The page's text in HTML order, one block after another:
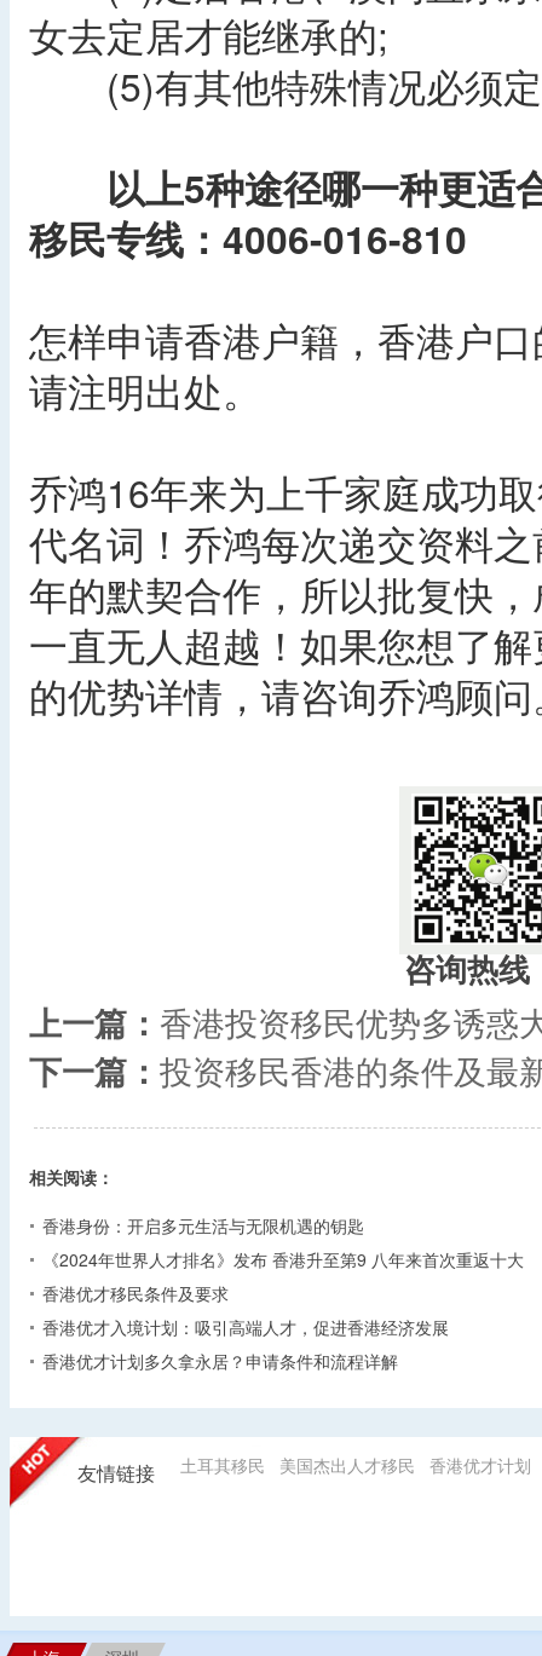
女去定居才能继承的;
(5)有其他特殊情况必须
以上5种途径哪一种更适
移民专线：4006-016-810
怎样申请香港户籍，香港户
请注明出处。
乔鸿16年来为上千家庭成功
代名词！乔鸿每次递交资料
年的默契合作，所以批复快
一直无人超越！如果您想了
的优势详情，请咨询乔鸿顾
咨询热线
上一篇： 香港投资移民优势多诱惑
下一篇： 投资移民香港的条件及最
相关阅读：
香港身份：开启多元生活与无限机遇的钥匙
《2024年世界人才排名》发布 香港升至第9 八年来首次重返十大
香港优才移民条件及要求
香港优才入境计划：吸引高端人才，促进香港经济发展
香港优才计划多久拿永居？申请条件和流程详解
友情链接 土耳其移民 美国杰出人才移民 香港优才计划